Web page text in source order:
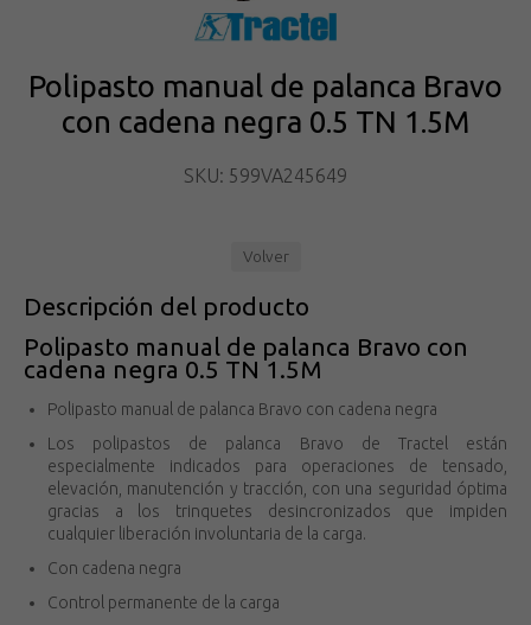
Polipasto manual de palanca Bravo
con cadena negra 0.5 TN 1.5M
SKU: 599VA245649
Volver
Descripción del producto
Polipasto manual de palanca Bravo con
cadena negra 0.5 TN 1.5M
Polipasto manual de palanca Bravo con cadena negra
Los polipastos de palanca Bravo de Tractel están
especialmente indicados para operaciones de tensado,
elevación, manutención y tracción, con una seguridad óptima
gracias a los trinquetes desincronizados que impiden
cualquier liberación involuntaria de la carga.
Con cadena negra
Control permanente de la carga